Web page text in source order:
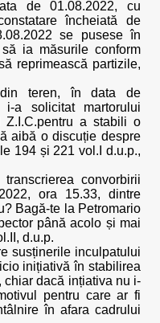
de 01.08.2022, cu
încheiată de
se pusese în
ia măsurile conform
reprimească partizile,
teren, în data de
i-a solicitat martorului
a stabili o
aibă o discuție despre
194 și 221 vol.I d.u.p.,
convorbirii
ora 15.33, dintre
Bagă-te la Petromario
până acolo și mai
d.u.p.
susținerile inculpatului
inițiativă în stabilirea
dacă ințiativa nu i-
pentru care ar fi
în afara cadrului